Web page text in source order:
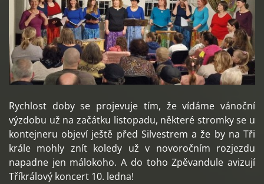
Rychlost doby se projevuje tím, že vídáme vánoční
výzdobu už na začátku listopadu, některé stromky se u
kontejneru objeví ještě před Silvestrem a že by na Tři
krále mohly znít koledy už v novoročním rozjezdu
napadne jen málokoho. A do toho Zpěvandule avizují
Tříkrálový koncert 10. ledna!